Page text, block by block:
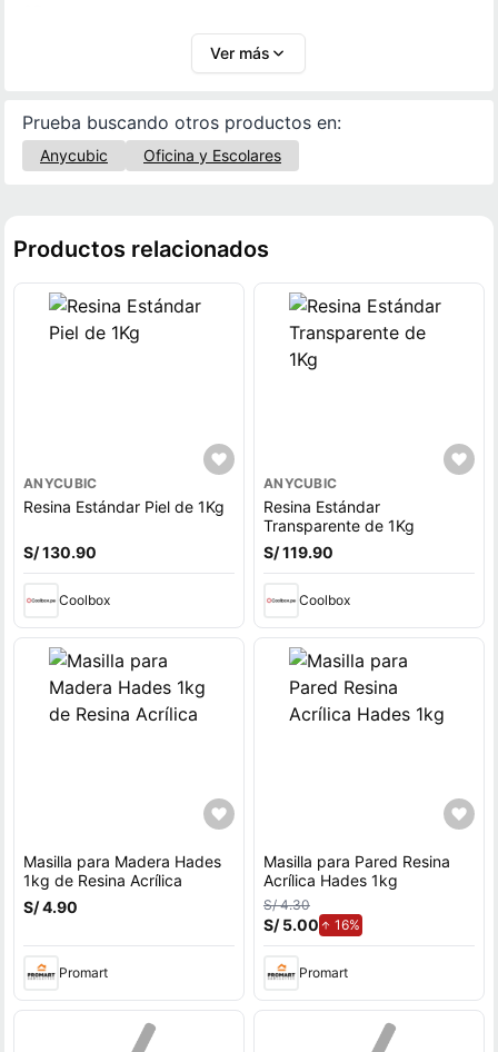
Ver más
Prueba buscando otros productos en:
Anycubic Oficina y Escolares
Productos relacionados
ANYCUBIC
Resina Estándar Piel de 1Kg
S/ 130.90
Coolbox
ANYCUBIC
Resina Estándar
Transparente de 1Kg
S/ 119.90
Coolbox
Masilla para Madera Hades
1kg de Resina Acrílica
S/ 4.90
Promart
Masilla para Pared Resina
Acrílica Hades 1kg
S/ 4.30
S/ 5.00 16%de aumento.
Promart